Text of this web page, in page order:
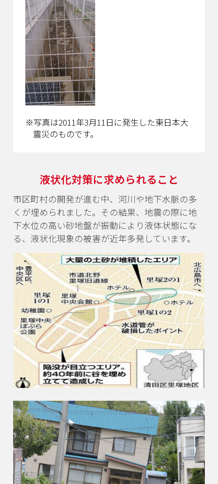
※写真は2011年3月11日に発生した東日本大
震災のものです。
液状化対策に求められること
市区町村の開発が進む中、河川や地下水脈の多
くが埋められました。 その結果、地震の際に地
下水位の高い砂地盤が振動により液体状態にな
る、 液状化現象の被害が近年多発しています。